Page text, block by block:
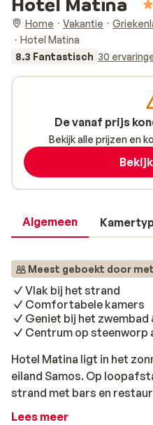
Home Vakantie
Hotel Matina
8.3 Fantastisch 30
Algemeen
Meest geboekt door
Vlak bij het strand
Comfortabele kamers
Geniet bij het zwembad
Centrum op steenworp
Hotel Matina ligt in het
eiland Samos. Op
strand met bars en
gezellige centrum van
Lees meer
De vanaf prijs
Bekijk alle prijzen en